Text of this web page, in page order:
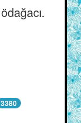
3380